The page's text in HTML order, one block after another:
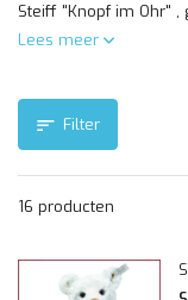
Steiff "Knopf im Ohr"
Lees meer
Filter
16 producten